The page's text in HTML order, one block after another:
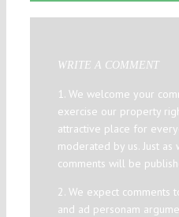
WRITE A COMMENT
1. We welcome your
exercise our property
attractive place for
moderated by us. Just
comments will be
2. We expect comments
and ad personam